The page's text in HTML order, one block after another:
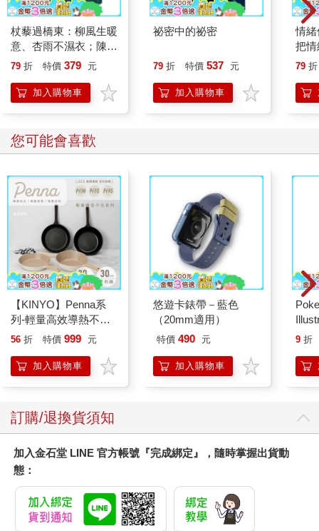
杖藜過橋東：柳風生暖
意、杏雨不濕衣；陳亮
恭談以心轉境的適齡漫
79 折 特價 379 元
加入購物車
祕密中的祕密
79 折 特價 537 元
加入購物車
情
把
誰
79 折
您可能會喜歡
【KINYO】Penna系
列-輕量高效導熱不沾
平煎鍋30cm
56 折 特價 999 元
加入購物車
悠遊卡錶帶－藍色
（20mm適用）
特價 490 元
加入購物車
9 折
訂購/退換貨須知
加入金石堂 LINE 官方帳號『完成綁定』，隨時掌握出貨動
態：